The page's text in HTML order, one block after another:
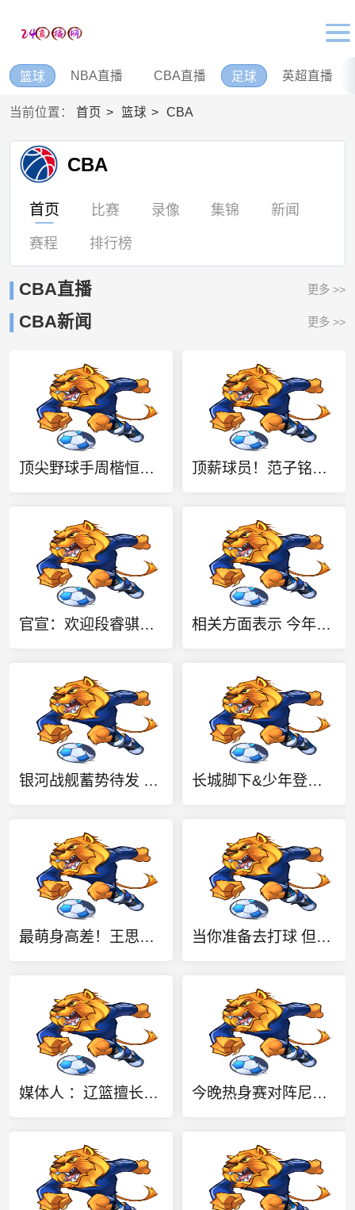
篮球 NBA直播 CBA直播 足球 英超直播
当前位置： 首页 篮球 CBA
CBA
首页 比赛 录像 集锦 新闻
赛程 排行榜
CBA直播 更多 >>
CBA新闻 更多 >>
顶尖野球手周楷恒发布VS古德温百分大战完整版：天空才是极限！ 顶薪球员！范子铭正值当打之年 他有能力去场上展现自己的价值
官宣：欢迎段睿骐加入辽篮大家庭！ 相关方面表示 今年夏天至少有3支CBA球队给麦克朗报价合同
银河战舰蓄势待发 美国女篮12人大名单揭晓 8位WNBA状元秀坐镇 长城脚下&少年登场 2026中国小篮球系列全国总决赛在北京延庆开幕
最萌身高差！王思雨进行三分投篮训练 张子宇进行防守干扰 当你准备去打球 但遇到的对手是......奥斯汀·里夫斯
媒体人 ：辽篮擅长培养后卫 段睿骐有望成为赵继伟后又一明星后卫 今晚热身赛对阵尼日利亚 中国女篮上午在练习移动中接球投三分